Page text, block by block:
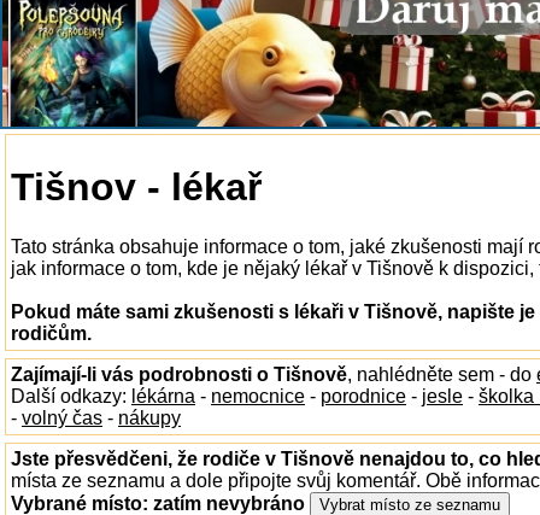
Tišnov - lékař
Tato stránka obsahuje informace o tom, jaké zkušenosti mají
jak informace o tom, kde je nějaký lékař v Tišnově k
Pokud máte sami zkušenosti s lékaři v Tišnově, napište
rodičům.
Zajímají-li vás podrobnosti o Tišnově, nahlédněte sem - do
Další odkazy: lékárna - nemocnice - porodnice - jesle - školka
- volný čas - nákupy
Jste přesvědčeni, že rodiče v Tišnově nenajdou to, co
místa ze seznamu a dole připojte svůj komentář. Obě
Vybrané místo: zatím nevybráno